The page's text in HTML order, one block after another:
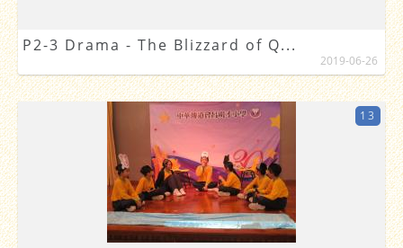
P2-3 Drama - The Blizzard of Q...
2019-06-26
13